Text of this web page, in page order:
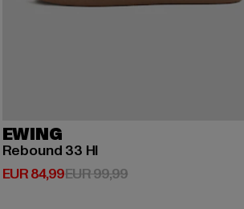
EWING
Rebound 33 HI
EUR 84,99
Huidige prijs: EUR 84,99
EUR 99,99Actieprijs: EUR 99,99